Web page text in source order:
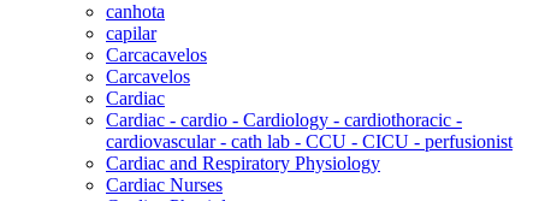
canhota
capilar
Carcacavelos
Carcavelos
Cardiac
Cardiac - cardio - Cardiology - cardiothoracic -
cardiovascular - cath lab - CCU - CICU - perfusionist
Cardiac and Respiratory Physiology
Cardiac Nurses